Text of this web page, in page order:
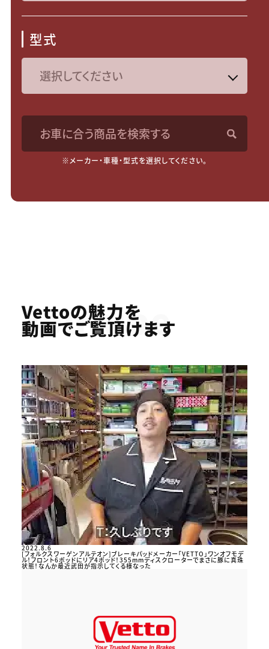
型式
お車に合う商品を検索する
※メーカー・車種・型式を選択してください。
Youtube
Vettoの魅力を
動画でご覧頂けます
2022.8.6
[フォルクスワーゲンアルテオン]ブレーキパッドメーカー「VETTO」ワンオフモデ
ル！フロント6ポッドにリア4ポッド！355mmディスクローターでまさに豚に真珠
状態！なんか最近武田が指示してくる様なった